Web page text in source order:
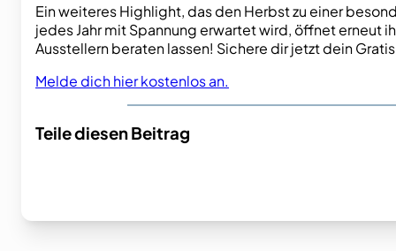
Ein weiteres Highlight, das den Herbst zu einer
jedes Jahr mit Spannung erwartet wird, öffnet erneut
Ausstellern beraten lassen! Sichere dir jetzt dein
Melde dich hier kostenlos an.
Teile diesen Beitrag